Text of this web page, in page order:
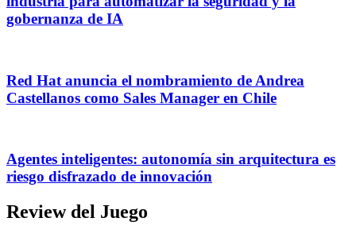
gobernanza de IA
Red Hat anuncia el nombramiento de Andrea
Castellanos como Sales Manager en Chile
Agentes inteligentes: autonomía sin arquitectura es
riesgo disfrazado de innovación
Review del Juego